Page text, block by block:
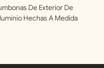
De Exterior De
Hechas A Medida